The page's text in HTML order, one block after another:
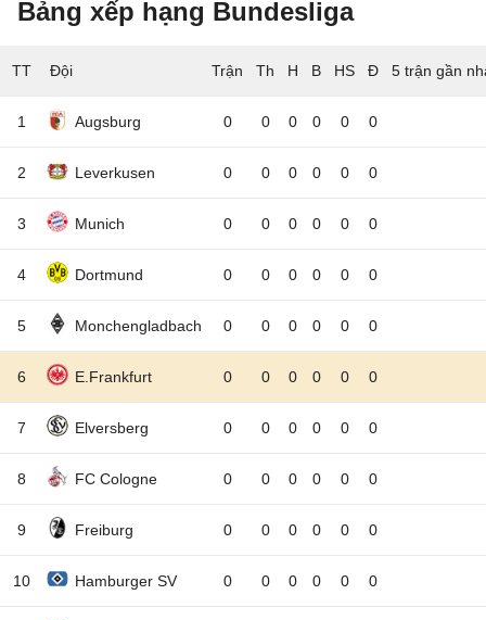
Bảng xếp hạng Bundesliga
TT Đội 5 trận gần
1 Augsburg 0 0 0 0 0 0
2 Leverkusen 0 0 0 0 0 0
3 Munich 0 0 0 0 0 0
4 Dortmund 0 0 0 0 0 0
5 Monchengladbach 0 0 0 0 0 0
6 E.Frankfurt 0 0 0 0 0 0
7 Elversberg 0 0 0 0 0 0
8 FC Cologne 0 0 0 0 0 0
9 Freiburg 0 0 0 0 0 0
10 Hamburger SV 0 0 0 0 0 0